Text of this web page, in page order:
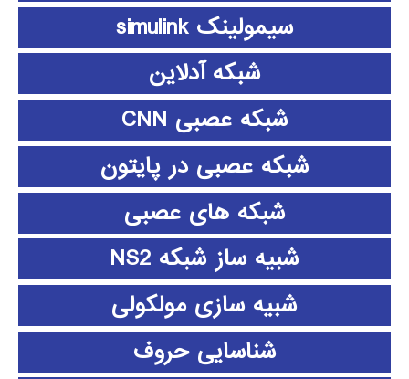
سیمولینک simulink
شبکه آدلاین
شبکه عصبی CNN
شبکه عصبی در پایتون
شبکه های عصبی
شبیه ساز شبکه NS2
شبیه سازی مولکولی
شناسایی حروف